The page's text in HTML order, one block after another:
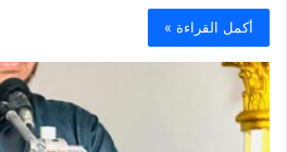
أكمل القراءة »